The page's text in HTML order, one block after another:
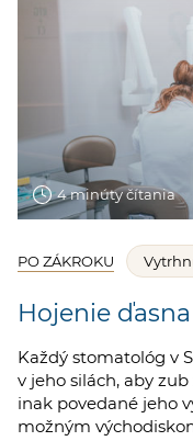
4 minúty čítania
PO ZÁKROKU
Hojenie
Každý stomatológ v
v jeho silách, aby
inak povedané jeho
možným